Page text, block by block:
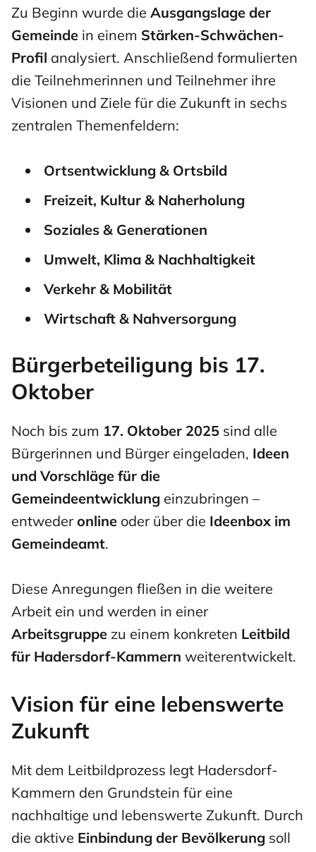
Zu Beginn wurde die Ausgangslage der
Gemeinde in einem Stärken-Schwächen-
Profil analysiert. Anschließend formulierten
die Teilnehmerinnen und Teilnehmer ihre
Visionen und Ziele für die Zukunft in sechs
zentralen Themenfeldern:
Ortsentwicklung & Ortsbild
Freizeit, Kultur & Naherholung
Soziales & Generationen
Umwelt, Klima & Nachhaltigkeit
Verkehr & Mobilität
Wirtschaft & Nahversorgung
Bürgerbeteiligung bis 17.
Oktober
Noch bis zum 17. Oktober 2025 sind alle
Bürgerinnen und Bürger eingeladen, Ideen
und Vorschläge für die
Gemeindeentwicklung einzubringen –
entwederonline oder über die Ideenbox im
Gemeindeamt.
Diese Anregungen fließen in die weitere
Arbeit ein und werden in einer
Arbeitsgruppe zu einem konkreten Leitbild
für Hadersdorf-Kammern weiterentwickelt.
Vision für eine lebenswerte
Zukunft
Mit dem Leitbildprozess legt Hadersdorf-
Kammern den Grundstein für eine
nachhaltige und lebenswerte Zukunft. Durch
die aktive Einbindung der Bevölkerung soll